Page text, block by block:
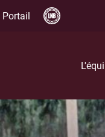
Portail